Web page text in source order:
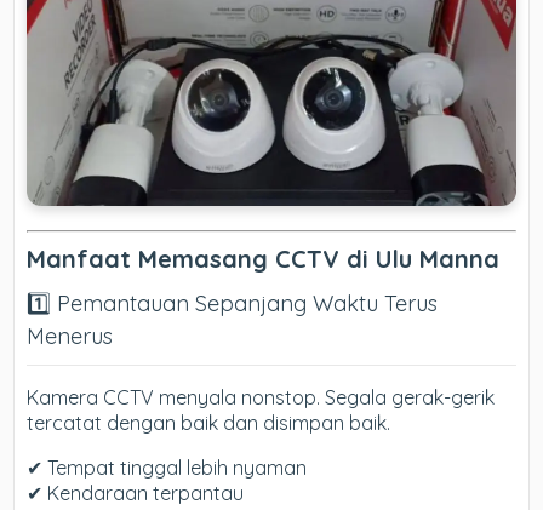
Manfaat Memasang CCTV di Ulu Manna
1️⃣ Pemantauan Sepanjang Waktu Terus
Menerus
Kamera CCTV menyala nonstop. Segala gerak-gerik
tercatat dengan baik dan disimpan baik.
✔ Tempat tinggal lebih nyaman
✔ Kendaraan terpantau